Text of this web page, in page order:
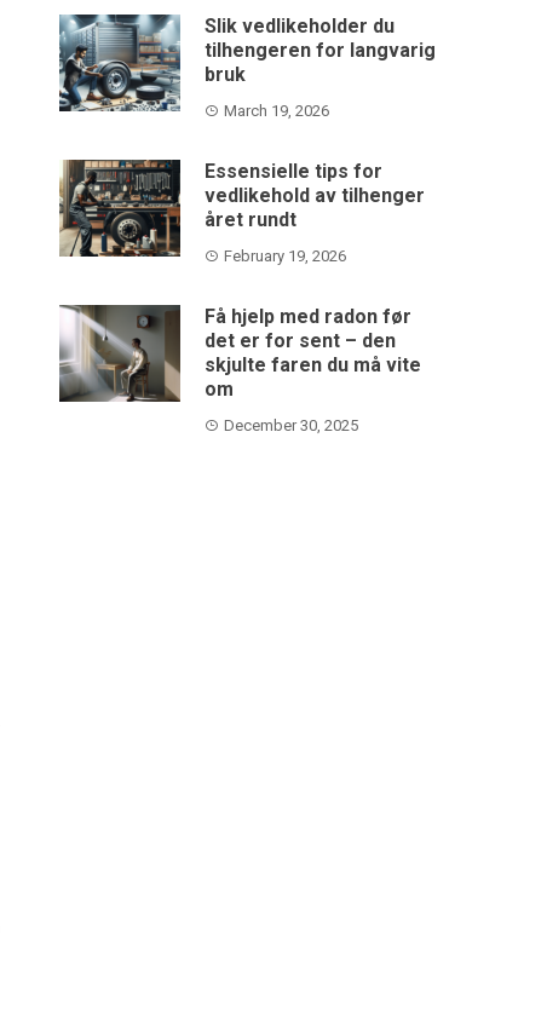
Slik vedlikeholder du
tilhengeren for langvarig
bruk
March 19, 2026
Essensielle tips for
vedlikehold av tilhenger
året rundt
February 19, 2026
Få hjelp med radon før
det er for sent – den
skjulte faren du må vite
om
December 30, 2025